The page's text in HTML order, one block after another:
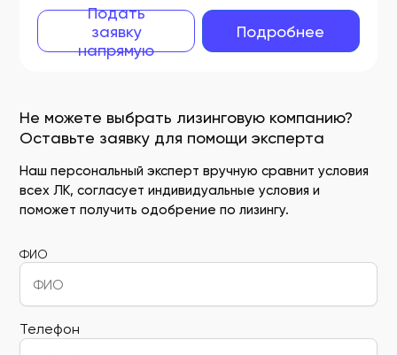
Не можете выбрать лизинговую компанию?
Оставьте заявку для помощи эксперта
Наш персональный эксперт вручную сравнит условия
всех ЛК, согласует индивидуальные условия и
поможет получить одобрение по лизингу.
ФИО
Телефон
Подать
заявку
напрямую
Подробнее